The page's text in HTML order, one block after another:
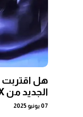
هل
الجديد من WRX؟
07 يونيو 2025